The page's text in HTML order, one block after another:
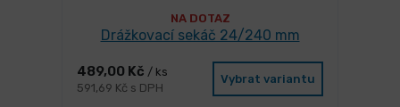
NA DOTAZ
Drážkovací sekáč 24/240 mm
489,00 Kč / ks
591,69 Kč s DPH
Vybrat variantu